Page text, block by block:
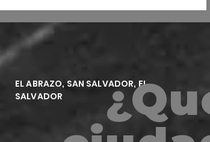
EL ABRAZO, SAN SALVADOR, EL
SALVADOR